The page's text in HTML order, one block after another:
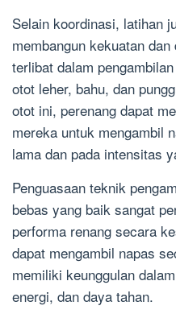
Selain koordinasi, latihan
membangun kekuatan
terlibat dalam
otot leher, bahu, dan
otot ini, perenang dapat
mereka untuk mengambil
lama dan pada intensitas
Penguasaan teknik
bebas yang baik sangat
performa renang secara
dapat mengambil napas
memiliki keunggulan
energi, dan daya tahan.